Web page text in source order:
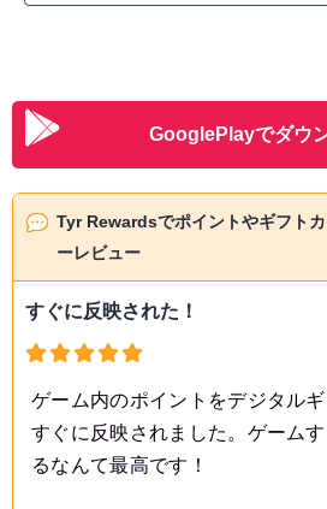
GooglePlayでダウ
Tyr Rewardsでポイントやギフト
ーレビュー
すぐに反映された！
ゲーム内のポイントをデジタル
すぐに反映されました。ゲーム
るなんて最高です！